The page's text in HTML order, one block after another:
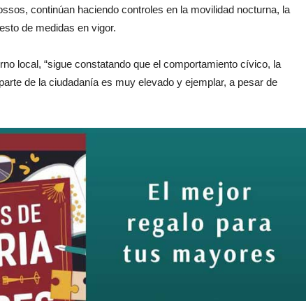
continúan haciendo controles en la movilidad nocturna, la
de medidas en vigor.
local, “sigue constatando que el comportamiento cívico, la
de la ciudadanía es muy elevado y ejemplar, a pesar de